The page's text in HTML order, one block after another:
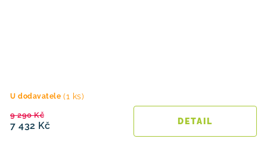
U dodavatele (1 ks)
7 432 Kč
9 290 Kč